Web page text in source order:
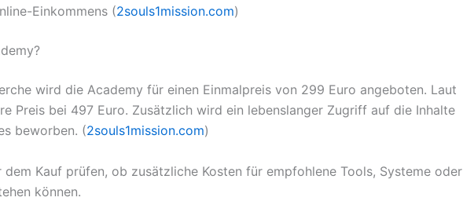
Einkommens (2souls1mission.com)
wird die Academy für einen Einmalpreis von 299 Euro angeboten. Laut
Preis bei 497 Euro. Zusätzlich wird ein lebenslanger Zugriff auf die Inhalte
beworben. (2souls1mission.com)
Kauf prüfen, ob zusätzliche Kosten für empfohlene Tools, Systeme oder
können.